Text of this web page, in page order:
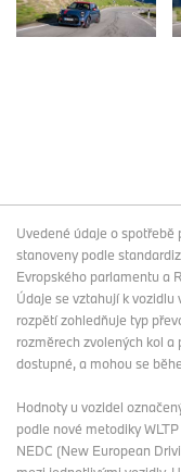
Uvedené údaje o spotřebě
stanoveny podle
Evropského parlamentu a
Údaje se vztahují k vozidlu
rozpětí zohledňuje typ
rozměrech zvolených kol
dostupné, a mohou se
Hodnoty u vozidel
podle nové metodiky
NEDC (New European